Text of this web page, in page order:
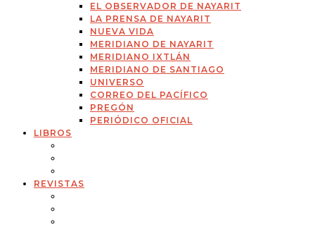
EL OBSERVADOR DE NAYARIT
LA PRENSA DE NAYARIT
NUEVA VIDA
MERIDIANO DE NAYARIT
MERIDIANO IXTLÁN
MERIDIANO DE SANTIAGO
UNIVERSO
CORREO DEL PACÍFICO
PREGÓN
PERIÓDICO OFICIAL
LIBROS
REVISTAS